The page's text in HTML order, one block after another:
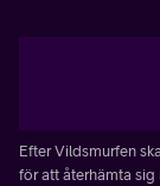
Efter Vildsmurfen
för att återhämta sig